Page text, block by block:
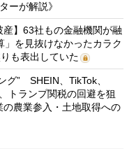
ーが解説》
産】63社もの金融機関が融
を見抜けなかったカラク
も表出していた
グ” SHEIN、TikTok、
トランプ関税の回避を狙
農業参入・土地取得への